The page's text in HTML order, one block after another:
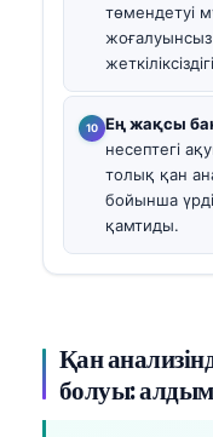
төмендетуі
Ең жақсы
несептегі
толық қан
бойынша
қамтиды.
Қан
болуы: